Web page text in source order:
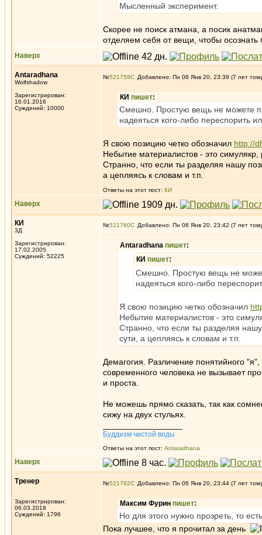
Мысленный эксперимент.
Скорее не поиск атмана, а посик
отделяем себя от вещи, чтобы осознать
Наверх
Antaradhana
Wolfshadow
Зарегистрирован:
16.01.2016
Суждений: 10000
№521759 Добавлено: Пн 06 Янв 20, 23:39 (7 лет
КИ пишет:
Смешно. Простую вещь не можете
надеяться кого-либо переспорить
Я свою позицию четко обозначил http://
Небытие материалистов - это симулякр,
Странно, что если ты разделяя нашу
а цепляясь к словам и т.п.
Ответы на этот пост: КИ
Наверх
КИ
3Д
Зарегистрирован:
17.02.2005
Суждений: 52225
№521760 Добавлено: Пн 06 Янв 20, 23:42 (7 лет
Antaradhana пишет:
КИ пишет:
Смешно. Простую вещь не
надеяться кого-либо
Я свою позицию четко обозначил
Небытие материалистов - это
Странно, что если ты разделяя
сути, а цепляясь к словам и т.п.
Демагогия. Различение понятийного
современного человека не вызывает
и проста.
Не можешь прямо сказать, так как
сижу на двух стульях.
Буддизм чистой воды
Ответы на этот пост: Antaradhana
Наверх
Тренер
Зарегистрирован:
06.03.2018
Суждений: 1796
№521762 Добавлено: Пн 06 Янв 20, 23:44 (7 лет
Максим Фурин пишет:
Но для этого нужно прозреть, то
Пока лучшее, что я прочитал за день